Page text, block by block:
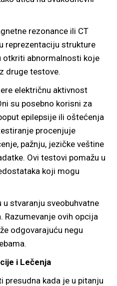
rezonance ili CT
reprezentaciju strukture
otkriti abnormalnosti koje
druge testove.
električnu aktivnost
su posebno korisni za
epilepsije ili oštećenja
procenjuje
pažnju, jezičke veštine
Ovi testovi pomažu u
koji mogu
u stvaranju sveobuhvatne
Razumevanje ovih opcija
odgovarajuću negu
i Lečenja
presudna kada je u pitanju